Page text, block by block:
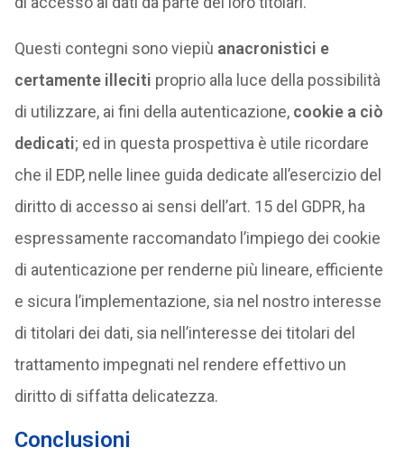
Questi contegni sono viepiù anacronistici e
certamente illeciti proprio alla luce della possibilità
di utilizzare, ai fini della autenticazione, cookie a ciò
dedicati; ed in questa prospettiva è utile ricordare
che il EDP, nelle linee guida dedicate all’esercizio del
diritto di accesso ai sensi dell’art. 15 del GDPR, ha
espressamente raccomandato l’impiego dei cookie
di autenticazione per renderne più lineare, efficiente
e sicura l’implementazione, sia nel nostro interesse
di titolari dei dati, sia nell’interesse dei titolari del
trattamento impegnati nel rendere effettivo un
diritto di siffatta delicatezza.
Conclusioni